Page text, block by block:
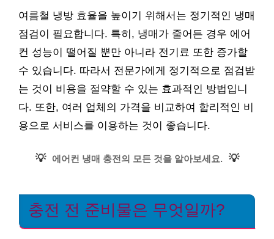
여름철 냉방 효율을 높이기 위해서는 정기적인 냉매
점검이 필요합니다. 특히, 냉매가 줄어든 경우 에어
컨 성능이 떨어질 뿐만 아니라 전기료 또한 증가할
수 있습니다. 따라서 전문가에게 정기적으로 점검받
는 것이 비용을 절약할 수 있는 효과적인 방법입니
다. 또한, 여러 업체의 가격을 비교하여 합리적인 비
용으로 서비스를 이용하는 것이 좋습니다.
💡 에어컨 냉매 충전의 모든 것을 알아보세요. 💡
충전 전 준비물은 무엇일까?